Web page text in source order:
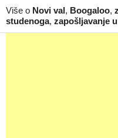
Više o Novi val, Boogaloo,
studenoga, zapošljavanje